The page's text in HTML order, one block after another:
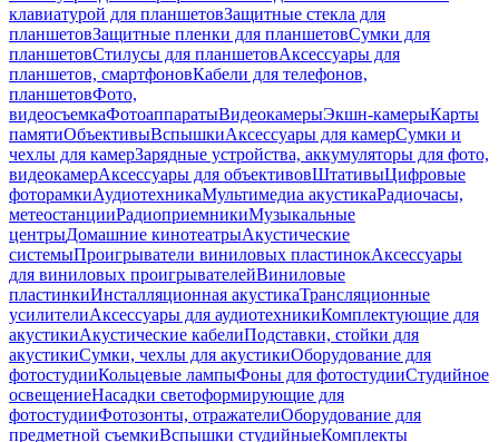
клавиатурой для планшетовЗащитные стекла для
планшетовЗащитные пленки для планшетовСумки для
планшетовСтилусы для планшетовАксессуары для
планшетов, смартфоновКабели для телефонов,
планшетовФото,
видеосъемкаФотоаппаратыВидеокамерыЭкшн-камерыКарты
памятиОбъективыВспышкиАксессуары для камерСумки и
чехлы для камерЗарядные устройства, аккумуляторы для фото,
видеокамерАксессуары для объективовШтативыЦифровые
фоторамкиАудиотехникаМультимедиа акустикаРадиочасы,
метеостанцииРадиоприемникиМузыкальные
центрыДомашние кинотеатрыАкустические
системыПроигрыватели виниловых пластинокАксессуары
для виниловых проигрывателейВиниловые
пластинкиИнсталляционная акустикаТрансляционные
усилителиАксессуары для аудиотехникиКомплектующие для
акустикиАкустические кабелиПодставки, стойки для
акустикиСумки, чехлы для акустикиОборудование для
фотостудииКольцевые лампыФоны для фотостудииСтудийное
освещениеНасадки светоформирующие для
фотостудииФотозонты, отражателиОборудование для
предметной съемкиВспышки студийныеКомплекты